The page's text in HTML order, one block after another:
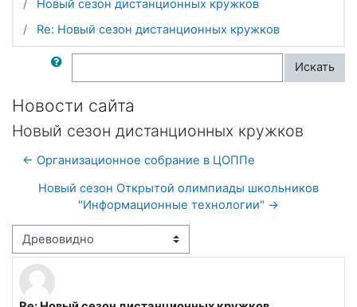
Новый сезон дистанционных кружков
Re: Новый сезон дистанционных кружков
Поиск по форумам Искать
Новости сайта
Новый сезон дистанционных кружков
← Организационное собрание в ЦОППе
Новый сезон Открытой олимпиады школьников
"Информационные технологии" →
Режим отображения